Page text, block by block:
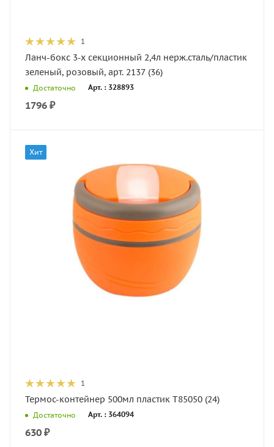
1
Ланч-бокс 3-х секционный 2,4л нерж.сталь/пластик
зеленый, розовый, арт. 2137 (36)
Достаточно Арт. : 328893
1796 ₽
Хит
1
Термос-контейнер 500мл пластик T85050 (24)
Достаточно Арт. : 364094
630 ₽